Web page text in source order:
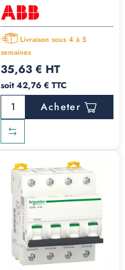
Livraison sous 4 à 5
semaines
35,63 € HT
soit 42,76 € TTC
Acheter